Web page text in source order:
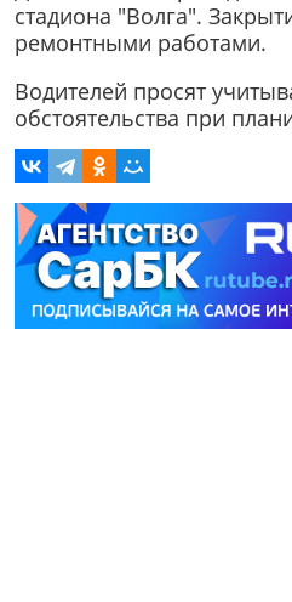
стадиона "Волга".
ремонтными работами.
Водителей просят
обстоятельства при